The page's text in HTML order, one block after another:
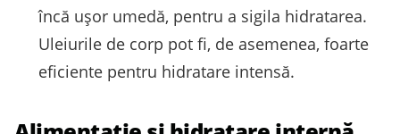
încă ușor umedă, pentru a sigila hidratarea.
Uleiurile de corp pot fi, de asemenea, foarte
eficiente pentru hidratare intensă.